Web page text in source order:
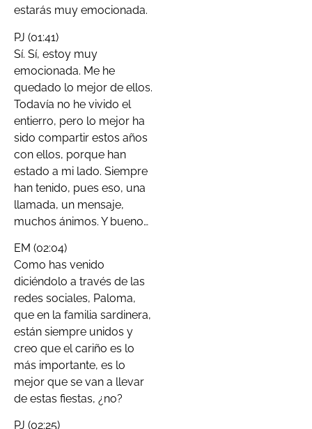
estarás muy emocionada.
PJ (01:41)
Sí. Sí, estoy muy
emocionada. Me he
quedado lo mejor de ellos.
Todavía no he vivido el
entierro, pero lo mejor ha
sido compartir estos años
con ellos, porque han
estado a mi lado. Siempre
han tenido, pues eso, una
llamada, un mensaje,
muchos ánimos. Y bueno…
EM (02:04)
Como has venido
diciéndolo a través de las
redes sociales, Paloma,
que en la familia sardinera,
están siempre unidos y
creo que el cariño es lo
más importante, es lo
mejor que se van a llevar
de estas fiestas, ¿no?
PJ (02:25)